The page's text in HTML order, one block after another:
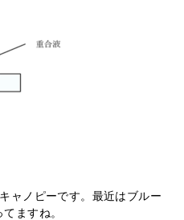
ャノピーです。最近はブルー
ますね。